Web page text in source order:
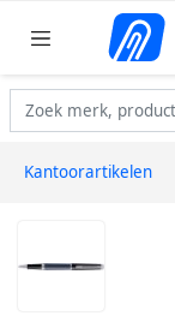
Kantoorartikelen